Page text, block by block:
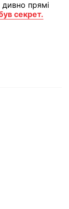
дивно прямі
секрет.
Whatsapp
у Messenger
у LinkedIn
news
Viber
у LinkedIn